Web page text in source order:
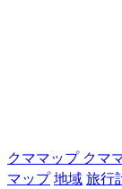
クママップ クマ
マップ地域旅行